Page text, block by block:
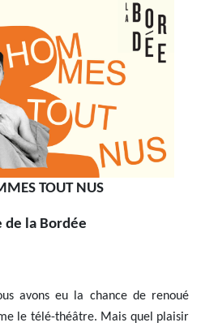
TOUT NUS
de la Bordée
avons eu la chance de renoué
le télé-théâtre. Mais quel plaisir